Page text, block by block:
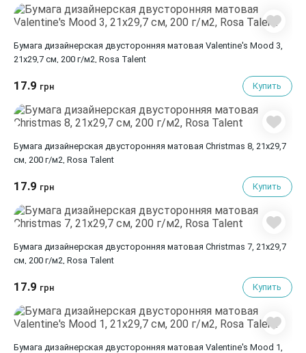
Бумага дизайнерская двусторонняя матовая Valentine's Mood 3,
21х29,7 см, 200 г/м2, Rosa Talent
17.9 грн Купить
Бумага дизайнерская двусторонняя матовая Christmas 8, 21х29,7
см, 200 г/м2, Rosa Talent
17.9 грн Купить
Бумага дизайнерская двусторонняя матовая Christmas 7, 21х29,7
см, 200 г/м2, Rosa Talent
17.9 грн Купить
Бумага дизайнерская двусторонняя матовая Valentine's Mood 1,